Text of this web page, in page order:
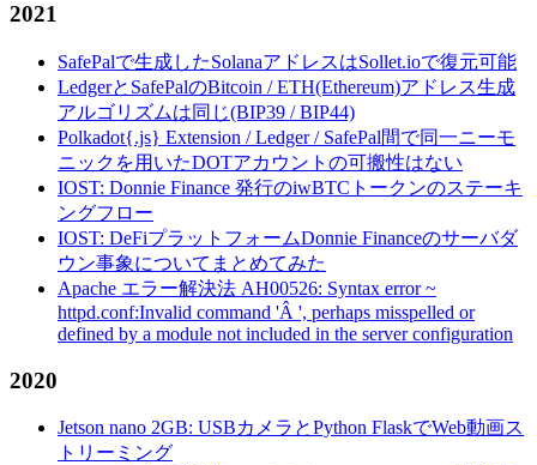
2021
SafePalで生成したSolanaアドレスはSollet.ioで復元可能
LedgerとSafePalのBitcoin / ETH(Ethereum)アドレス生成
アルゴリズムは同じ(BIP39 / BIP44)
Polkadot{.js} Extension / Ledger / SafePal間で同一ニーモ
ニックを用いたDOTアカウントの可搬性はない
IOST: Donnie Finance 発行のiwBTCトークンのステーキ
ングフロー
IOST: DeFiプラットフォームDonnie Financeのサーバダ
ウン事象についてまとめてみた
Apache エラー解決法 AH00526: Syntax error ~
httpd.conf:Invalid command 'Â ', perhaps misspelled or
defined by a module not included in the server configuration
2020
Jetson nano 2GB: USBカメラとPython FlaskでWeb動画ス
トリーミング